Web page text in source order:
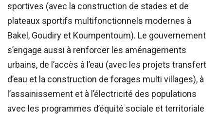
sportives (avec la construction de stades et de
plateaux sportifs multifonctionnels modernes à
Bakel, Goudiry et Koumpentoum). Le gouvernement
s’engage aussi à renforcer les aménagements
urbains, de l’accès à l’eau (avec les projets transfert
d’eau et la construction de forages multi villages), à
l’assainissement et à l’électricité des populations
avec les programmes d’équité sociale et territoriale